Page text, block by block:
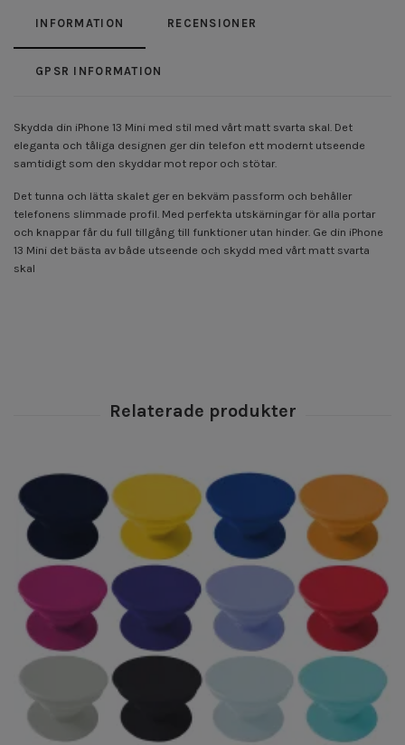
INFORMATION RECENSIONER
GPSR INFORMATION
Skydda din iPhone 13 Mini med stil med vårt matt svarta skal. Det
eleganta och tåliga designen ger din telefon ett modernt utseende
samtidigt som den skyddar mot repor och stötar.
Det tunna och lätta skalet ger en bekväm passform och behåller
telefonens slimmade profil. Med perfekta utskärningar för alla portar
och knappar får du full tillgång till funktioner utan hinder. Ge din iPhone
13 Mini det bästa av både utseende och skydd med vårt matt svarta
skal